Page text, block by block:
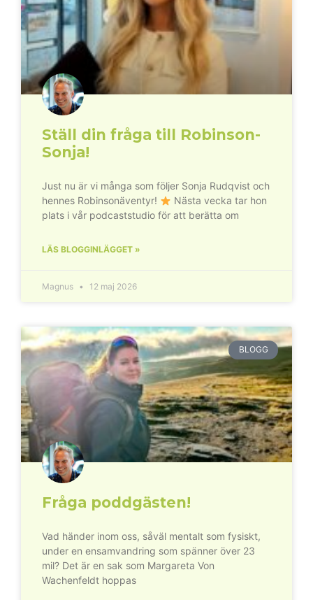
Ställ din fråga till Robinson-
Sonja!
Just nu är vi många som följer Sonja Rudqvist och
hennes Robinsonäventyr!
Nästa vecka tar hon
plats i vår podcaststudio för att berätta om
LÄS BLOGGINLÄGGET »
Magnus 12 maj 2026
BLOGG
Fråga poddgästen!
Vad händer inom oss, såväl mentalt som fysiskt,
under en ensamvandring som spänner över 23
mil? Det är en sak som Margareta Von
Wachenfeldt hoppas